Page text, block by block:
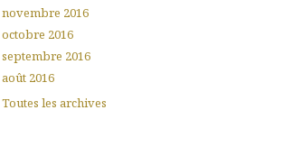
novembre 2016
octobre 2016
septembre 2016
août 2016
Toutes les archives